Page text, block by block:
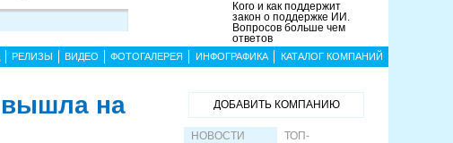
Кого и как поддержит
закон о поддержке ИИ.
Вопросов больше чем
ответов
РЕЛИЗЫ ВИДЕО ФОТОГАЛЕРЕЯ ИНФОГРАФИКА КАТАЛОГ КОМПАНИЙ
вышла на
ДОБАВИТЬ КОМПАНИЮ
НОВОСТИ
ТОП-